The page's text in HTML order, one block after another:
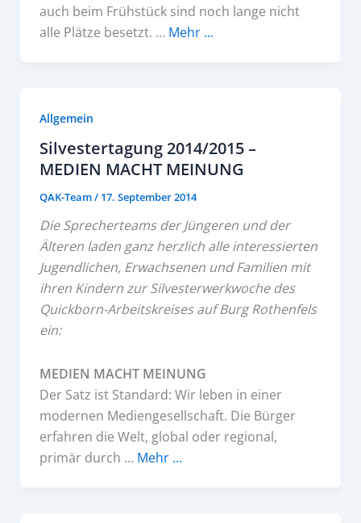
auch beim Frühstück sind noch lange nicht
alle Plätze besetzt. … Mehr ...
Allgemein
Silvestertagung 2014/2015 –
MEDIEN MACHT MEINUNG
QAK-Team/ 17. September 2014
Die Sprecherteams der Jüngeren und der
Älteren laden ganz herzlich alle interessierten
Jugendlichen, Erwachsenen und Familien mit
ihren Kindern zur Silvesterwerkwoche des
Quickborn-Arbeitskreises auf Burg Rothenfels
ein:
MEDIEN MACHT MEINUNG
Der Satz ist Standard: Wir leben in einer
modernen Mediengesellschaft. Die Bürger
erfahren die Welt, global oder regional,
primär durch … Mehr ...